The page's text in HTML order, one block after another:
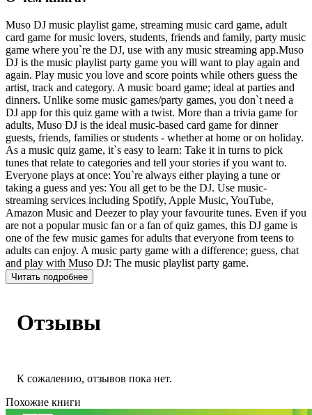
Muso DJ music playlist game, streaming music card game, adult
card game for music lovers, students, friends and family, party music
game where you`re the DJ, use with any music streaming app.Muso
DJ is the music playlist party game you will want to play again and
again. Play music you love and score points while others guess the
artist, track and category. A music board game; ideal at parties and
dinners. Unlike some music games/party games, you don`t need a
DJ app for this quiz game with a twist. More than a trivia game for
adults, Muso DJ is the ideal music-based card game for dinner
guests, friends, families or students - whether at home or on holiday.
As a music quiz game, it`s easy to learn: Take it in turns to pick
tunes that relate to categories and tell your stories if you want to.
Everyone plays at once: You`re always either playing a tune or
taking a guess and yes: You all get to be the DJ. Use music-
streaming services including Spotify, Apple Music, YouTube,
Amazon Music and Deezer to play your favourite tunes. Even if you
are not a popular music fan or a fan of quiz games, this DJ game is
one of the few music games for adults that everyone from teens to
adults can enjoy. A music party game with a difference; guess, chat
and play with Muso DJ: The music playlist party game.
Читать подробнее
Отзывы
К сожалению, отзывов пока нет.
Похожие книги